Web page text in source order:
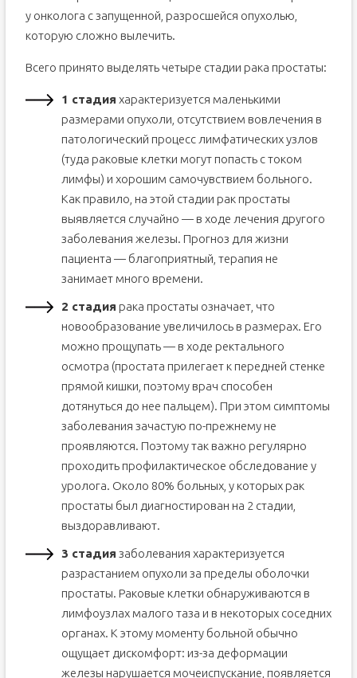
у онколога с запущенной, разросшейся опухолью,
которую сложно вылечить.
Всего принято выделять четыре стадии рака простаты:
1 стадия характеризуется маленькими
размерами опухоли, отсутствием вовлечения в
патологический процесс лимфатических узлов
(туда раковые клетки могут попасть с током
лимфы) и хорошим самочувствием больного.
Как правило, на этой стадии рак простаты
выявляется случайно — в ходе лечения другого
заболевания железы. Прогноз для жизни
пациента — благоприятный, терапия не
занимает много времени.
2 стадия рака простаты означает, что
новообразование увеличилось в размерах. Его
можно прощупать — в ходе ректального
осмотра (простата прилегает к передней стенке
прямой кишки, поэтому врач способен
дотянуться до нее пальцем). При этом симптомы
заболевания зачастую по-прежнему не
проявляются. Поэтому так важно регулярно
проходить профилактическое обследование у
уролога. Около 80% больных, у которых рак
простаты был диагностирован на 2 стадии,
выздоравливают.
3 стадия заболевания характеризуется
разрастанием опухоли за пределы оболочки
простаты. Раковые клетки обнаруживаются в
лимфоузлах малого таза и в некоторых соседних
органах. К этому моменту больной обычно
ощущает дискомфорт: из-за деформации
железы нарушается мочеиспускание, появляется